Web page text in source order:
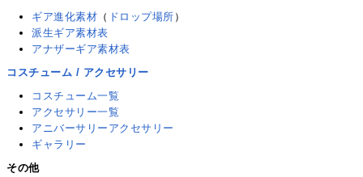
ギア進化素材 （ ドロップ場所 ）
派生ギア素材表
アナザーギア素材表
コスチューム / アクセサリー
コスチューム一覧
アクセサリー一覧
アニバーサリーアクセサリー
ギャラリー
その他